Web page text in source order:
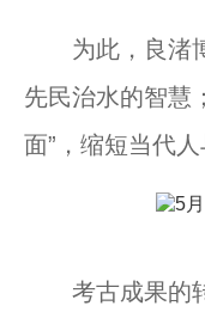
为此，良渚博
先民治水的智慧
面”，缩短当代人
考古成果的转